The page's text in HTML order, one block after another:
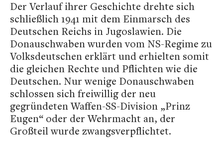
Der Verlauf ihrer Geschichte drehte sich
schließlich 1941 mit dem Einmarsch des
Deutschen Reichs in Jugoslawien. Die
Donauschwaben wurden vom NS-Regime zu
Volksdeutschen erklärt und erhielten somit
die gleichen Rechte und Pflichten wie die
Deutschen. Nur wenige Donauschwaben
schlossen sich freiwillig der neu
gegründeten Waffen-SS-Division „Prinz
Eugen“ oder der Wehrmacht an, der
Großteil wurde zwangsverpflichtet.